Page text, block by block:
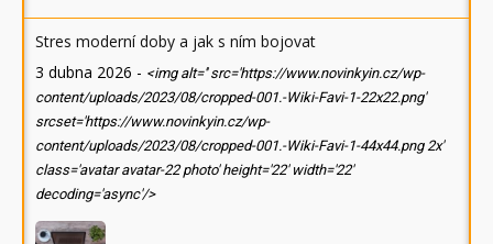
Stres moderní doby a jak s ním bojovat
3 dubna 2026 - <img alt='' src='https://www.novinkyin.cz/wp-
content/uploads/2023/08/cropped-001.-Wiki-Favi-1-22x22.png'
srcset='https://www.novinkyin.cz/wp-
content/uploads/2023/08/cropped-001.-Wiki-Favi-1-44x44.png 2x'
class='avatar avatar-22 photo' height='22' width='22'
decoding='async'/>